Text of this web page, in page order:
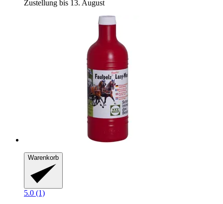
Zustellung bis 13. August
Warenkorb
5.0 (1)